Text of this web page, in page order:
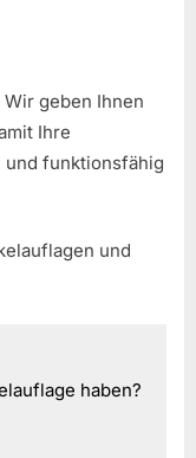
geben Ihnen
Ihre
funktionsfähig
und
haben?